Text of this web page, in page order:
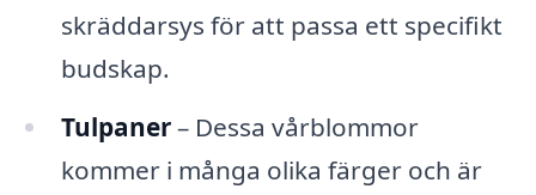
skräddarsys för att passa ett specifikt
budskap.
Tulpaner– Dessa vårblommor
kommer i många olika färger och är